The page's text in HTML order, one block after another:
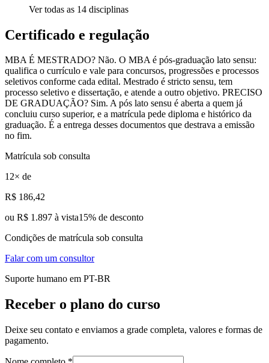
Ver todas as 14 disciplinas
Certificado e regulação
MBA É MESTRADO? Não. O MBA é pós-graduação lato sensu:
qualifica o currículo e vale para concursos, progressões e processos
seletivos conforme cada edital. Mestrado é stricto sensu, tem
processo seletivo e dissertação, e atende a outro objetivo. PRECISO
DE GRADUAÇÃO? Sim. A pós lato sensu é aberta a quem já
concluiu curso superior, e a matrícula pede diploma e histórico da
graduação. É a entrega desses documentos que destrava a emissão
no fim.
Matrícula sob consulta
12× de
R$ 186,42
ou R$ 1.897 à vista15% de desconto
Condições de matrícula sob consulta
Falar com um consultor
Suporte humano em PT-BR
Receber o plano do curso
Deixe seu contato e enviamos a grade completa, valores e formas de
pagamento.